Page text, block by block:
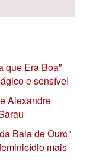
que Era Boa”
e sensível
Alexandre
Bala de Ouro”
mais